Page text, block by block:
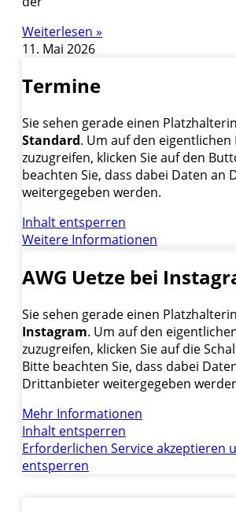
Weiterlesen »
11. Mai 2026
Termine
Sie sehen gerade einen
Standard. Um auf den eigentlichen
zuzugreifen, klicken Sie auf den
beachten Sie, dass dabei Daten an
weitergegeben werden.
Inhalt entsperren
Weitere Informationen
AWG Uetze bei
Sie sehen gerade einen
Instagram. Um auf den
zuzugreifen, klicken Sie auf die
Bitte beachten Sie, dass dabei
Drittanbieter weitergegeben
Mehr Informationen
Inhalt entsperren
Erforderlichen Service akzeptieren
entsperren